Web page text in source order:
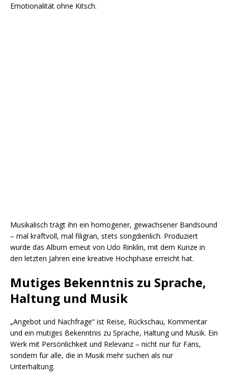
Emotionalität ohne Kitsch.
Musikalisch trägt ihn ein homogener, gewachsener Bandsound
– mal kraftvoll, mal filigran, stets songdienlich. Produziert
wurde das Album erneut von Udo Rinklin, mit dem Kunze in
den letzten Jahren eine kreative Hochphase erreicht hat.
Mutiges Bekenntnis zu Sprache,
Haltung und Musik
„Angebot und Nachfrage“ ist Reise, Rückschau, Kommentar
und ein mutiges Bekenntnis zu Sprache, Haltung und Musik. Ein
Werk mit Persönlichkeit und Relevanz – nicht nur für Fans,
sondern für alle, die in Musik mehr suchen als nur
Unterhaltung.